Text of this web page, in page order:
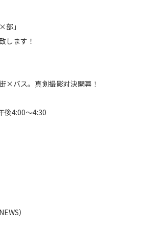
」
します！
×バス。真剣撮影対決開幕！
後4:00〜4:30
NEWS）